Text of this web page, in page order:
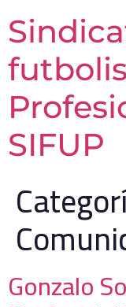
SIFUP
Gonzalo